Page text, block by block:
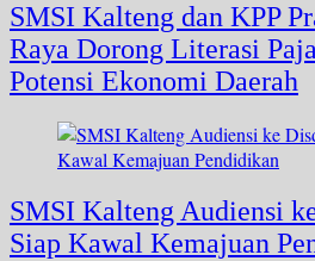
SMSI Kalteng dan KPP
Raya Dorong Literasi
Potensi Ekonomi Daerah
SMSI Kalteng Audiensi
Siap Kawal Kemajuan